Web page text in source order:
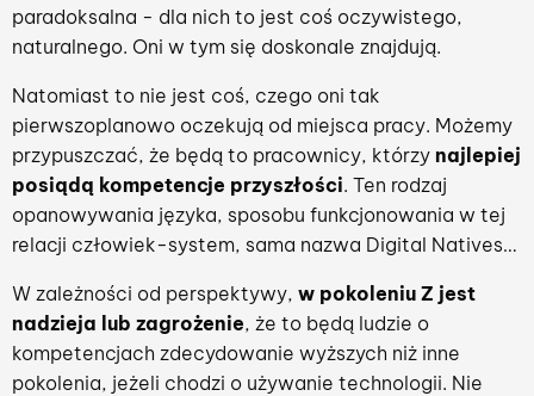
paradoksalna - dla nich to jest coś oczywistego,
naturalnego. Oni w tym się doskonale znajdują.
Natomiast to nie jest coś, czego oni tak
pierwszoplanowo oczekują od miejsca pracy. Możemy
przypuszczać, że będą to pracownicy, którzy najlepiej
posiądą kompetencje przyszłości. Ten rodzaj
opanowywania języka, sposobu funkcjonowania w tej
relacji człowiek-system, sama nazwa Digital Natives…
W zależności od perspektywy, w pokoleniu Z jest
nadzieja lub zagrożenie, że to będą ludzie o
kompetencjach zdecydowanie wyższych niż inne
pokolenia, jeżeli chodzi o używanie technologii. Nie